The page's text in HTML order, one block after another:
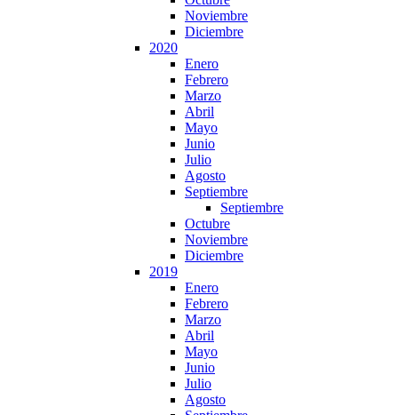
Noviembre
Diciembre
2020
Enero
Febrero
Marzo
Abril
Mayo
Junio
Julio
Agosto
Septiembre
Septiembre
Octubre
Noviembre
Diciembre
2019
Enero
Febrero
Marzo
Abril
Mayo
Junio
Julio
Agosto